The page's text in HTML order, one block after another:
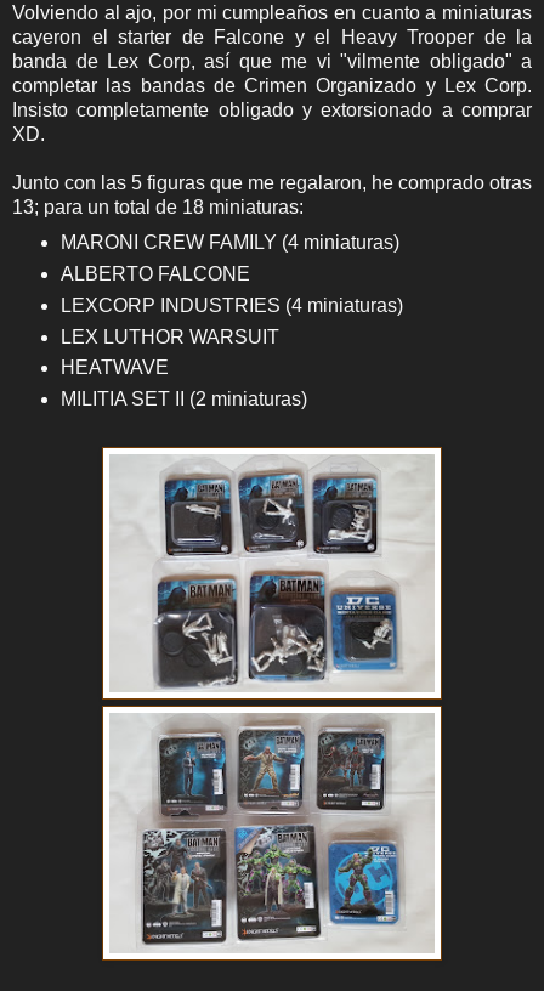
Volviendo al ajo, por mi cumpleaños en cuanto a miniaturas
cayeron el starter de Falcone y el Heavy Trooper de la
banda de Lex Corp, así que me vi "vilmente obligado" a
completar las bandas de Crimen Organizado y Lex Corp.
Insisto completamente obligado y extorsionado a comprar
XD.
Junto con las 5 figuras que me regalaron, he comprado otras
13; para un total de 18 miniaturas:
MARONI CREW FAMILY (4 miniaturas)
ALBERTO FALCONE
LEXCORP INDUSTRIES (4 miniaturas)
LEX LUTHOR WARSUIT
HEATWAVE
MILITIA SET II (2 miniaturas)